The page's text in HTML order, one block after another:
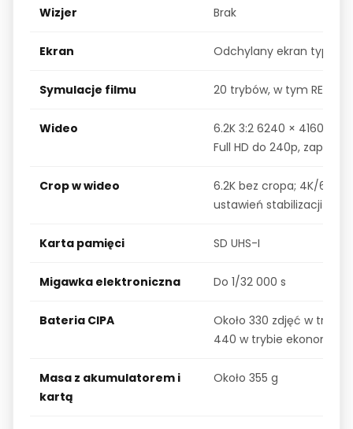
Wizjer Brak
Ekran Odchylany ekran typu
Symulacje filmu 20 trybów, w tym REALA
Wideo
6.2K 3:2 6240 × 4160 do
Full HD do 240p, zapis
Crop w wideo
6.2K bez cropa; 4K/60p
ustawień stabilizacji
Karta pamięci SD UHS-I
Migawka elektroniczna Do 1/32 000 s
Bateria CIPA
Około 330 zdjęć w
440 w trybie
Masa z akumulatorem i
kartą
Około 355 g